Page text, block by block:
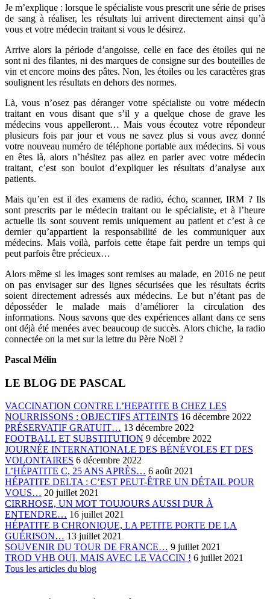
Je m’explique : lorsque le spécialiste vous prescrit une série de prises
de sang à réaliser, les résultats lui arrivent directement ainsi qu’à
vous et votre médecin traitant si vous le désirez.
Arrive alors la période d’angoisse, celle en face des étoiles qui ne
sont ni des filantes, ni des marques de consigne sur des bouteilles de
vin et encore moins des pâtes. Non, les étoiles ou les caractères gras
soulignent les résultats en dehors des normes.
Là, vous n’osez pas déranger votre spécialiste ou votre médecin
traitant en vous disant que s’il y a quelque chose de grave les
médecins vous appelleront… Mais vous écoutez votre répondeur
plusieurs fois par jour et vous ne savez plus si vous avez donné
votre nouveau numéro de téléphone portable aux médecins. Si vous
en êtes là, alors n’hésitez pas allez en parler avec votre médecin
traitant, c’est son boulot d’expliquer les résultats d’analyse aux
patients.
Mais qu’en est il des examens de radio, écho, scanner, IRM ? Ils
sont prescrits par le médecin traitant ou le spécialiste, et à l’heure
actuelle ils sont souvent remis uniquement au patient et c’est à ce
dernier qu’appartient la responsabilité de les communiquer aux
médecins. Mais voilà, parfois cette étape fait perdre un temps qui
peut parfois être précieux…
Alors même si les images sont remises au malade, en 2016 ne peut
on pas envisager sur des lignes sécurisées que les résultats écrits
soient directement adressés aux médecins. Le but n’étant pas de
déposséder le malade mais d’améliorer la circulation des
informations. Nous savons que des expériences allant dans ce sens
ont déjà été menées avec beaucoup de succès. Alors chiche, la radio
connectée on la met sur la lettre du Père Noël ?
Pascal Mélin
LE BLOG DE PASCAL
VACCINATION CONTRE L’HEPATITE B CHEZ LES
NOURRISSONS : OBJECTIFS ATTEINTS 16 décembre 2022
PRÉSERVATIF GRATUIT… 13 décembre 2022
FOOTBALL ET SUBSTITUTION 9 décembre 2022
JOURNÉE INTERNATIONALE DES BÉNÉVOLES ET DES
VOLONTAIRES 6 décembre 2022
L’HÉPATITE C, 25 ANS APRÈS… 6 août 2021
HÉPATITE DELTA : C’EST PEUT-ÊTRE UN DÉTAIL POUR
VOUS… 20 juillet 2021
CIRRHOSE, UN MOT TOUJOURS AUSSI DUR À
ENTENDRE… 16 juillet 2021
HÉPATITE B CHRONIQUE, LA PETITE PORTE DE LA
GUÉRISON… 13 juillet 2021
SOUVENIR DU TOUR DE FRANCE… 9 juillet 2021
TROD VHB OUI, MAIS AVEC LE VACCIN ! 6 juillet 2021
Tous les articles du blog